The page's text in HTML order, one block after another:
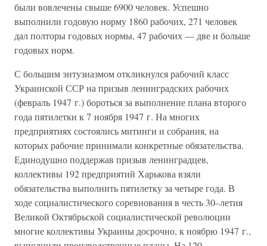
были вовлечены свыше 6900 человек. Успешно
выполнили годовую норму 1860 рабочих, 271 человек
дал полторы годовых нормы, 47 рабочих — две и больше
годовых норм.
С большим энтузиазмом откликнулся рабочий класс
Украинской ССР на призыв ленинградских рабочих
(февраль 1947 г.) бороться за выполнение плана второго
года пятилетки к 7 ноября 1947 г. На многих
предприятиях состоялись митинги и собрания, на
которых рабочие принимали конкретные обязательства.
Единодушно поддержав призыв ленинградцев,
коллективы 192 предприятий Харькова взяли
обязательства выполнить пятилетку за четыре года. В
ходе социалистического соревнования в честь 30–летия
Великой Октябрьской социалистической революции
многие коллективы Украины досрочно, к ноябрю 1947 г.,